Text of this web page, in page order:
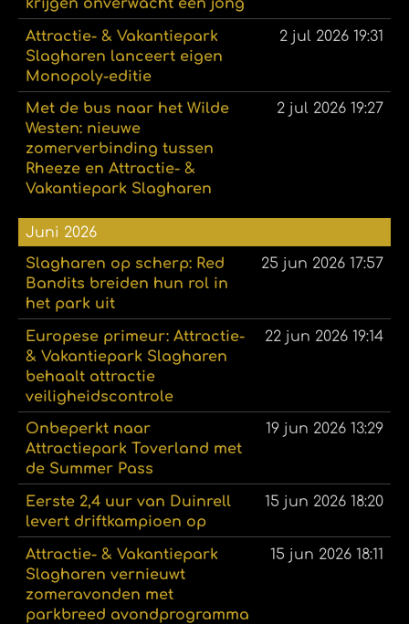
krijgen onverwacht een jong
Attractie- & Vakantiepark
Slagharen lanceert eigen
Monopoly-editie
2 jul 2026 19:31
Met de bus naar het Wilde
Westen: nieuwe
zomerverbinding tussen
Rheeze en Attractie- &
Vakantiepark Slagharen
2 jul 2026 19:27
Juni 2026
Slagharen op scherp: Red
Bandits breiden hun rol in
het park uit
25 jun 2026 17:57
Europese primeur: Attractie-
& Vakantiepark Slagharen
behaalt attractie
veiligheidscontrole
22 jun 2026 19:14
Onbeperkt naar
Attractiepark Toverland met
de Summer Pass
19 jun 2026 13:29
Eerste 2,4 uur van Duinrell
levert driftkampioen op
15 jun 2026 18:20
Attractie- & Vakantiepark
Slagharen vernieuwt
zomeravonden met
parkbreed avondprogramma
15 jun 2026 18:11